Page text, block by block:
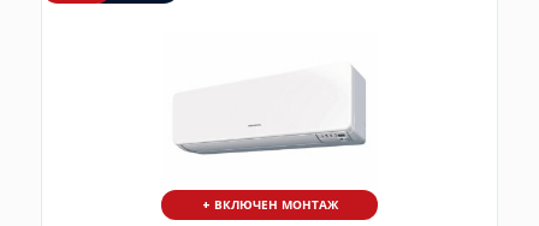
+ ВКЛЮЧЕН МОНТАЖ